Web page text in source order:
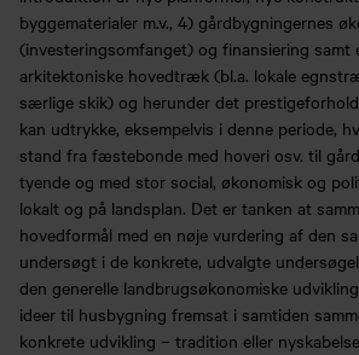
byggematerialer m.v., 4) gårdbygningernes
(investeringsomfanget) og finansiering samt
arkitektoniske hovedtræk (bl.a. lokale
særlige skik) og herunder det
kan udtrykke, eksempelvis i denne periode,
stand fra fæstebonde med hoveri osv. til
tyende og med stor social, økonomisk og
lokalt og på landsplan. Det er tanken at
hovedformål med en nøje vurdering af den
undersøgt i de konkrete, udvalgte
den generelle landbrugsøkonomiske
ideer til husbygning fremsat i samtiden
konkrete udvikling – tradition eller